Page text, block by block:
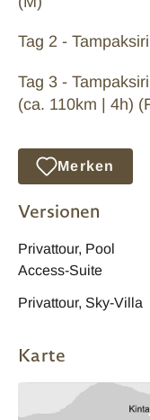
Tag 2 -
Tag 3 -
(ca. 110km | 4h)
Merken
Versionen
Privattour, Pool
Access-Suite
Privattour, Sky-Villa
Karte